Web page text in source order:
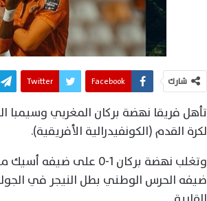
شارك Facebook
Twitter
تأهل فريقا نهضة بركان المغربي وسيمبا
لكرة القدم (الكونفيدرالية الأفريقية).
ضيفه الحرس الوطني بطل النيجر في